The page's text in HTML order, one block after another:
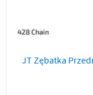
JT Zębatka